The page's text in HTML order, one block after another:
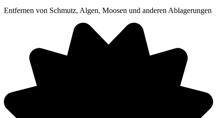
Entfernen von Schmutz, Algen, Moosen und anderen Ablagerungen